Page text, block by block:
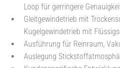
Loop für gerringere
Gleitgewindetrieb mit
Kugelgewindetrieb mit
Ausführung für Reinraum,
Auslegung